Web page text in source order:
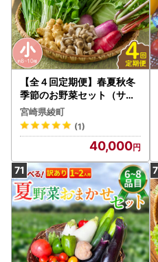
【全４回定期便】春夏秋冬
季節のお野菜セット（サイ
ズ小） 約8～10種 宮崎県産
野菜定期便 詰め合わせ 新鮮
野菜 産地直送 野菜セット
農家直送 有機栽培 送料無料
【オーガニックのまち 宮崎
県綾町】_A0053-013
宮崎県綾町
(1)
40,000